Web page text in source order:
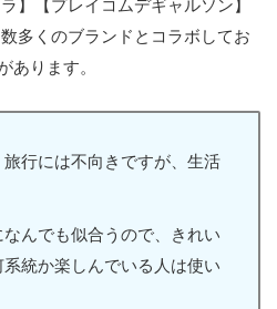
】【プレイコムデギャルソン】
多くのブランドとコラボしてお
あります。
行には不向きですが、生活
んでも似合うので、きれい
統か楽しんでいる人は使い